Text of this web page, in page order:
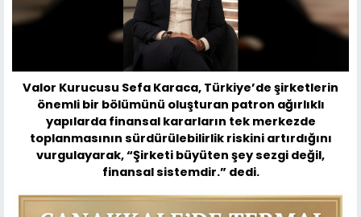
Valor Kurucusu Sefa Karaca, Türkiye’de şirketlerin
önemli bir bölümünü oluşturan patron ağırlıklı
yapılarda finansal kararların tek merkezde
toplanmasının sürdürülebilirlik riskini artırdığını
vurgulayarak, “Şirketi büyüten şey sezgi değil,
finansal sistemdir.” dedi.